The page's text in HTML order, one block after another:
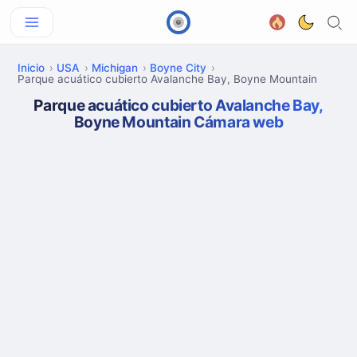
Inicio USA Michigan
Boyne City
Parque acuático cubierto Avalanche Bay, Boyne Mountain
Parque acuático cubierto Avalanche Bay,
Boyne Mountain Cámara web